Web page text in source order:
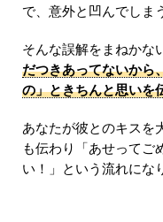
で、意外と凹んでしま
そんな誤解をまねかな
だつきあってないから
の」ときちんと思いを
あなたが彼とのキスを
も伝わり「あせってご
い！」という流れにな